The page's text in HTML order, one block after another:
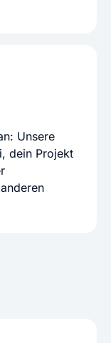
Unsere
dein Projekt